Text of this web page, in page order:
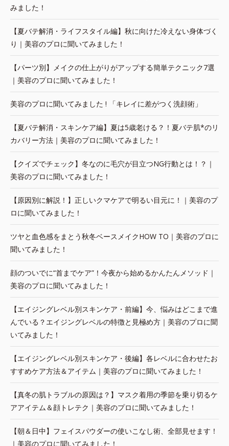
みました！
【夏バテ解消・ライフスタイル編】秋に向けた冷えない身体づく
り｜美容のプロに聞いてみました！
【パーツ別】メイクの仕上がりがアップする簡単テクニック7選
｜美容のプロに聞いてみました！
美容のプロに聞いてみました ! 「キレイに差がつく洗顔術」
【夏バテ解消・スキンケア編】夏は5歳老ける？！夏バテ肌*のリ
カバリー方法｜美容のプロに聞いてみました！
【クイズでチェック】冬なのに毛穴が目立つNG行動とは！？｜
美容のプロに聞いてみました！
【原因別に解説！】正しいクマケアで明るい目元に！｜美容のプ
ロに聞いてみました！
ツヤと血色感をまとう秋冬ベースメイクHOW TO｜美容のプロに
聞いてみました！
顔のついでに“首までケア”！今夜から始めるかんたんメソッド｜
美容のプロに聞いてみました！
【エイジングレベル別スキンケア・前編】今、悩みはどこまで進
んでいる？エイジングレベルの特徴と見極め方｜美容のプロに聞
いてみました！
【エイジングレベル別スキンケア・後編】各レベルに合わせたお
すすめケア方法＆アイテム｜美容のプロに聞いてみました！
【真冬の肌トラブルの原因は？】マスク着用の季節を乗り切るケ
アアイテム＆顔トレテク｜美容のプロに聞いてみました！
【朝＆日中】フェイスパウダーの使いこなし術、全部見せます！
｜美容のプロに聞いてみました！